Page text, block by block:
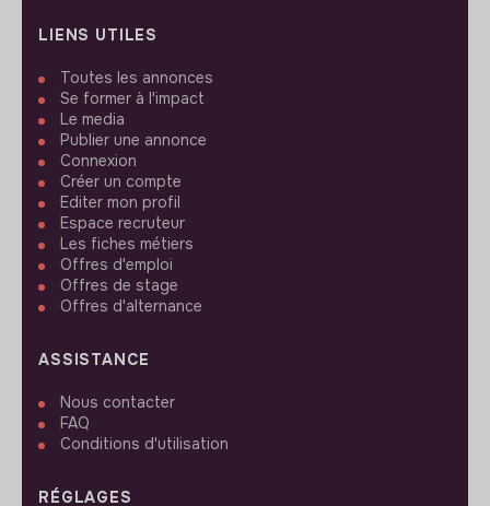
LIENS UTILES
Toutes les annonces
Se former à l'impact
Le media
Publier une annonce
Connexion
Créer un compte
Editer mon profil
Espace recruteur
Les fiches métiers
Offres d'emploi
Offres de stage
Offres d'alternance
ASSISTANCE
Nous contacter
FAQ
Conditions d'utilisation
RÉGLAGES